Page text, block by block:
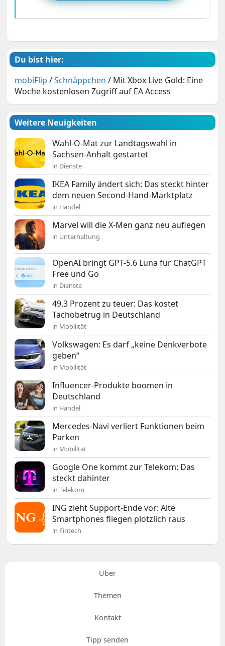
Du bist hier:
mobiFlip /Schnäppchen / Mit Xbox Live Gold: Eine
Woche kostenlosen Zugriff auf EA Access
Weitere Neuigkeiten
Wahl-O-Mat zur Landtagswahl in
Sachsen-Anhalt gestartet
in Dienste
IKEA Family ändert sich: Das steckt hinter
dem neuen Second-Hand-Marktplatz
in Handel
Marvel will die X-Men ganz neu auflegen
in Unterhaltung
OpenAI bringt GPT-5.6 Luna für ChatGPT
Free und Go
in Dienste
49,3 Prozent zu teuer: Das kostet
Tachobetrug in Deutschland
in Mobilität
Volkswagen: Es darf „keine Denkverbote
geben“
in Mobilität
Influencer-Produkte boomen in
Deutschland
in Handel
Mercedes-Navi verliert Funktionen beim
Parken
in Mobilität
Google One kommt zur Telekom: Das
steckt dahinter
in Telekom
ING zieht Support-Ende vor: Alte
Smartphones fliegen plötzlich raus
in Fintech
Über
Themen
Kontakt
Tipp senden